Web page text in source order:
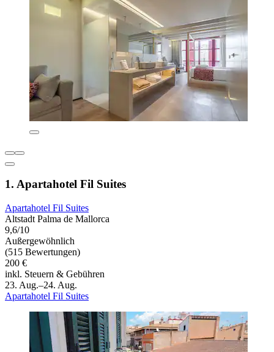
1. Apartahotel Fil Suites
Apartahotel Fil Suites
Altstadt Palma de Mallorca
9,6/10
Außergewöhnlich
(515 Bewertungen)
200 €
inkl. Steuern & Gebühren
23. Aug.–24. Aug.
Apartahotel Fil Suites